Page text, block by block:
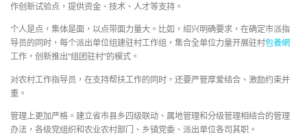
作创新试验点，提供资金、技术、人才等支持。
个人是点，集体是面，以点带面力量大。比如，绍兴明确要求，在确定市派指
导员的同时，每个派出单位组建驻村工作组，集合全单位力量开展驻村包養網
工作，创新推出“组团驻村”的模式。
对农村工作指导员，在支持帮扶工作的同时，还要严管厚爱结合、激励约束并
重。
管理上更加严格。建立省市县乡四级联动、属地管理和分级管理相结合的管理
办法，各级党组织和农业农村部门、乡镇党委、派出单位各司其职。